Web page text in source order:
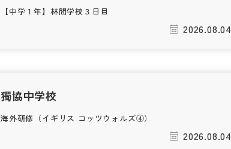
【中学１年】林間学校３日目
2026.08.04
獨協中学校
海外研修（イギリス コッツウォルズ④）
2026.08.04